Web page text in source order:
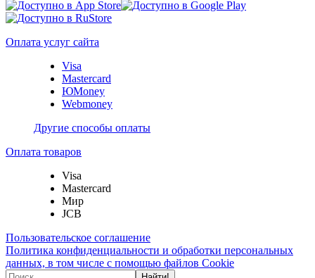
Оплата услуг сайта
Visa
Mastercard
ЮMoney
Webmoney
Другие способы оплаты
Оплата товаров
Visa
Mastercard
Мир
JCB
Пользовательское соглашение
Политика конфиденциальности и обработки персональных
данных, в том числе с помощью файлов Cookie